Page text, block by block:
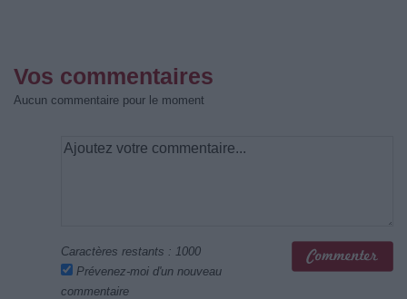
Vos commentaires
Aucun commentaire pour le moment
Caractères restants : 1000
Prévenez-moi d'un nouveau
commentaire